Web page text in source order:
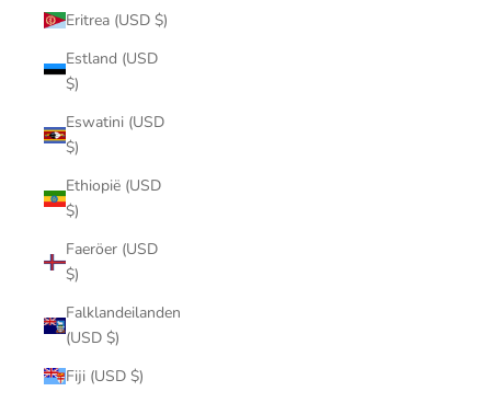
Eritrea (USD $)
Estland (USD
$)
Eswatini (USD
$)
Ethiopië (USD
$)
Faeröer (USD
$)
Falklandeilanden
(USD $)
Fiji (USD $)